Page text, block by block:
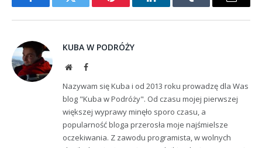
FacebookTwitter Pinterest LinkedInTumblr Email
KUBA W PODRÓŻY
WebsiteFacebook
Nazywam się Kuba i od 2013 roku prowadzę dla Was
blog "Kuba w Podróży". Od czasu mojej pierwszej
większej wyprawy minęło sporo czasu, a
popularność bloga przerosła moje najśmielsze
oczekiwania. Z zawodu programista, w wolnych